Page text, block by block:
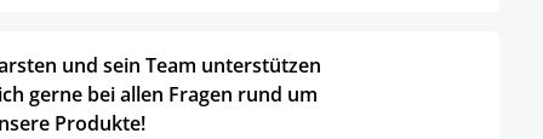
und sein Team unterstützen
gerne bei allen Fragen rund um
Produkte!